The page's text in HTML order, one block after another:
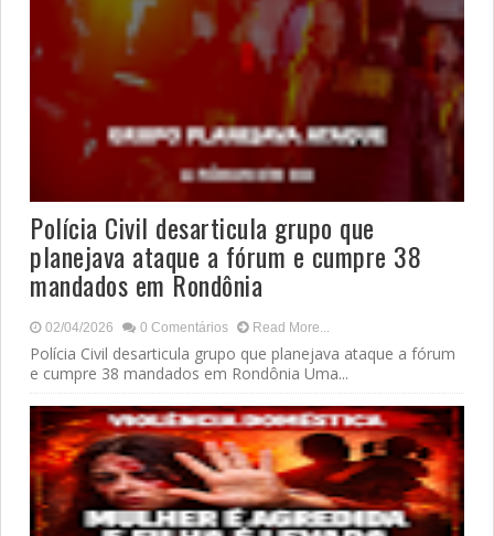
Polícia Civil desarticula grupo que
planejava ataque a fórum e cumpre 38
mandados em Rondônia
02/04/2026 0 Comentários Read More...
Polícia Civil desarticula grupo que planejava ataque a fórum
e cumpre 38 mandados em Rondônia Uma...